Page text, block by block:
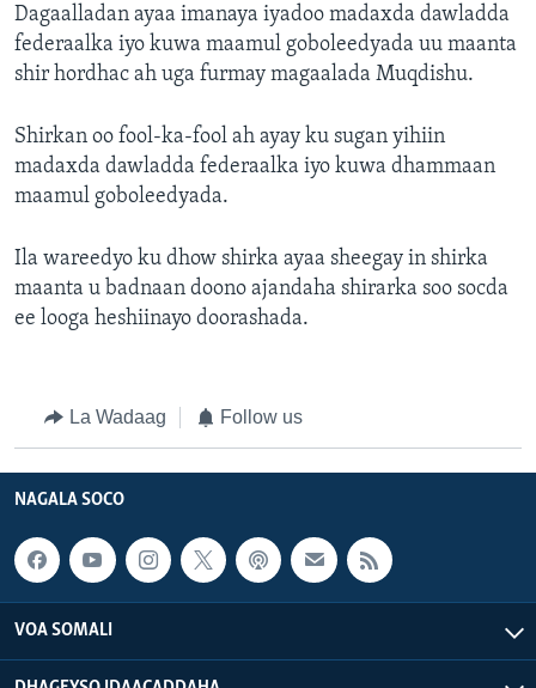
Dagaalladan ayaa imanaya iyadoo madaxda dawladda
federaalka iyo kuwa maamul goboleedyada uu maanta
shir hordhac ah uga furmay magaalada Muqdishu.
Shirkan oo fool-ka-fool ah ayay ku sugan yihiin
madaxda dawladda federaalka iyo kuwa dhammaan
maamul goboleedyada.
Ila wareedyo ku dhow shirka ayaa sheegay in shirka
maanta u badnaan doono ajandaha shirarka soo socda
ee looga heshiinayo doorashada.
La Wadaag Follow us
NAGALA SOCO
VOA SOMALI